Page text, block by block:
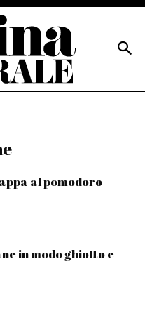
al pomodoro
in modo ghiotto e